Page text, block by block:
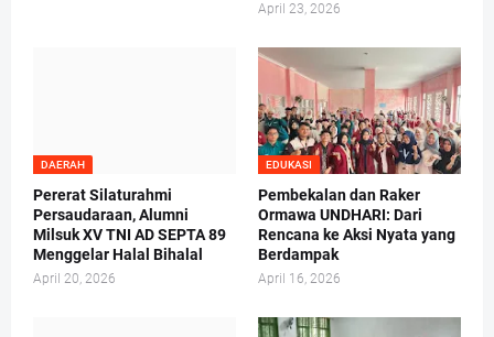
April 23, 2026
DAERAH
Pererat Silaturahmi
Persaudaraan, Alumni
Milsuk XV TNI AD SEPTA 89
Menggelar Halal Bihalal
April 20, 2026
EDUKASI
Pembekalan dan Raker
Ormawa UNDHARI: Dari
Rencana ke Aksi Nyata yang
Berdampak
April 16, 2026